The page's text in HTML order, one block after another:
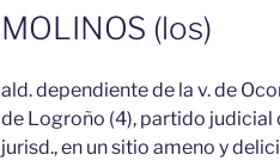
EL
MOLINOS (los)
ald. dependiente de la v. de
de Logroño (4), partido judicial
jurisd., en un sitio ameno y